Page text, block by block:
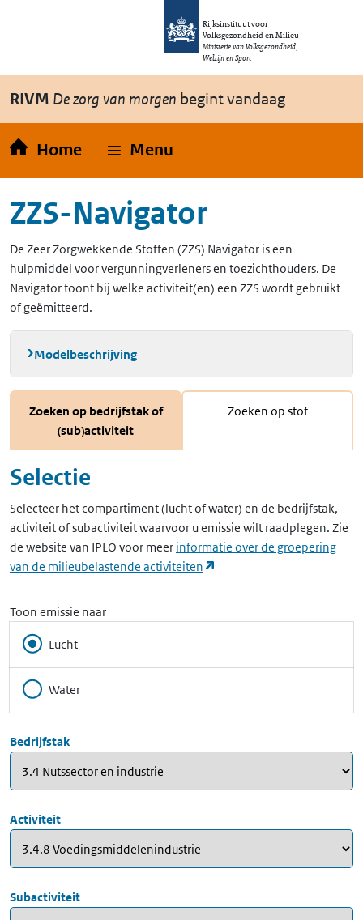
Overslaan en naar de inhoud gaan
Rijksinstituut voor
Volksgezondheid en Milieu
Ministerie van Volksgezondheid,
Welzijn en Sport
RIVM De zorg van morgen begint vandaag
Home Menu
ZZS-Navigator
De Zeer Zorgwekkende Stoffen (ZZS) Navigator is een
hulpmiddel voor vergunningverleners en toezichthouders. De
Navigator toont bij welke activiteit(en) een ZZS wordt gebruikt
of geëmitteerd.
Modelbeschrijving
Zoeken op bedrijfstak of
(sub)activiteit
Zoeken op stof
Selectie
Selecteer het compartiment (lucht of water) en de bedrijfstak,
activiteit of subactiviteit waarvoor u emissie wilt raadplegen. Zie
de website van IPLO voor meer informatie over de groepering
van de milieubelastende activiteiten
Toon emissie naar
Lucht
Water
Bedrijfstak
Activiteit
Subactiviteit